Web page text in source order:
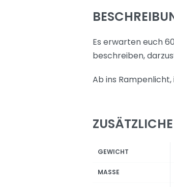
Es erwarten euch
beschreiben,
Ab ins Rampenlicht,
GEWICHT
MASSE